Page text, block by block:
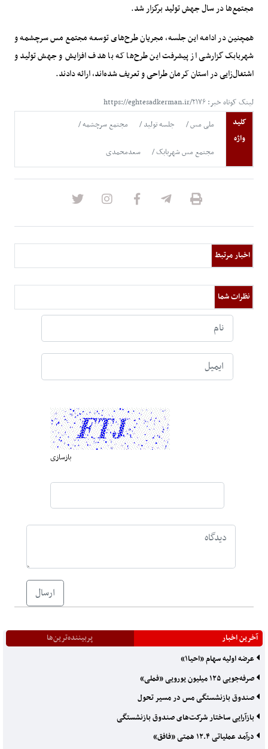
مجتمع‌ها در سال جهش تولید برگزار شد.
همچنین در ادامه این جلسه، مجریان طرح‌های توسعه مجتمع مس سرچشمه و
شهربابک گزارشی از پیشرفت این طرح‌ها که با هدف افزایش و جهش تولید و
اشتغال‌زایی در استان کرمان طراحی و تعریف شده‌اند، ارائه دادند.
لینک کوتاه خبر: https://eghtesadkerman.ir/۲۱۷۶
کلید
واژه
ملی مس جلسه تولید مجتمع سرچشمه
مجتمع مس شهربابک سعدمحمدی
اخبار مرتبط
نظرات شما
بازسازی
ارسال
آخرین اخبار
پربیننده‌ترین‌ها
عرضه اولیه سهام «احیا۱»
صرفه‌جویی ۱۲۵ میلیون یورویی «فملی»
صندوق بازنشستگی مس در مسیر تحول
بازآرایی ساختار شرکت‌های صندوق بازنشستگی
درآمد عملیاتی ۱۲.۴ همتی «فافق»